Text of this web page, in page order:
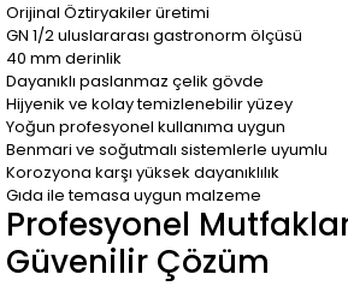
Orijinal Öztiryakiler üretimi
GN 1/2 uluslararası gastronorm ölçüsü
40 mm derinlik
Dayanıklı paslanmaz çelik gövde
Hijyenik ve kolay temizlenebilir yüzey
Yoğun profesyonel kullanıma uygun
Benmari ve soğutmalı sistemlerle uyumlu
Korozyona karşı yüksek dayanıklılık
Gıda ile temasa uygun malzeme
Profesyonel
Güvenilir Çözüm